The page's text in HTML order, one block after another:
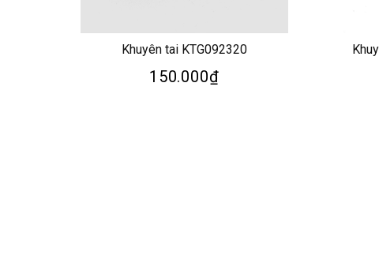
Khuyên tai KTG092320
150.000₫